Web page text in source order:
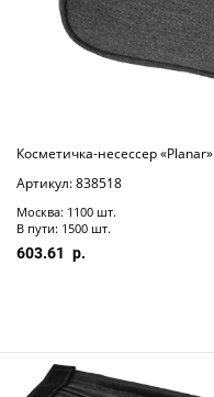
Косметичка-несессер «Planar»
Артикул: 838518
Москва: 1100 шт.
В пути: 1500 шт.
603.61